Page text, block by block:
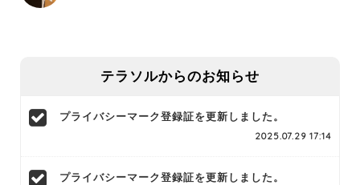
テラソルからのお知らせ
プライバシーマーク登録証を更新しました。
2025.07.29 17:14
プライバシーマーク登録証を更新しました。